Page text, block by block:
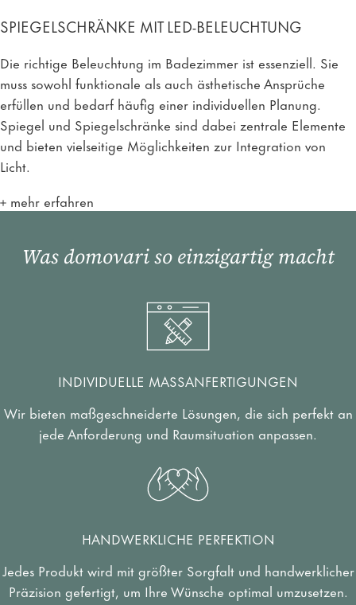
p
f
e
h
n
SPIEGELSCHRÄNKE MIT LED-BELEUCHTUNG
Die richtige Beleuchtung im Badezimmer ist essenziell. Sie
muss sowohl funktionale als auch ästhetische Ansprüche
erfüllen und bedarf häufig einer individuellen Planung.
Spiegel und Spiegelschränke sind dabei zentrale Elemente
und bieten vielseitige Möglichkeiten zur Integration von
Licht.
mehr erfahren
Was domovari so einzigartig macht
INDIVIDUELLE MASSANFERTIGUNGEN
Wir bieten maßgeschneiderte Lösungen, die sich perfekt an
jede Anforderung und Raumsituation anpassen.
HANDWERKLICHE PERFEKTION
Jedes Produkt wird mit größter Sorgfalt und handwerklicher
Präzision gefertigt, um Ihre Wünsche optimal umzusetzen.